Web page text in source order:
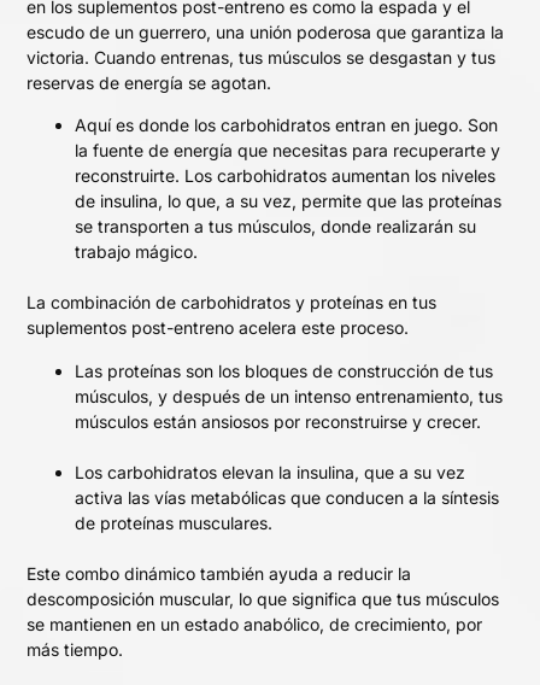
en los suplementos post-entreno es como la espada y el
escudo de un guerrero, una unión poderosa que garantiza la
victoria. Cuando entrenas, tus músculos se desgastan y tus
reservas de energía se agotan.
Aquí es donde los carbohidratos entran en juego. Son
la fuente de energía que necesitas para recuperarte y
reconstruirte. Los carbohidratos aumentan los niveles
de insulina, lo que, a su vez, permite que las proteínas
se transporten a tus músculos, donde realizarán su
trabajo mágico.
La combinación de carbohidratos y proteínas en tus
suplementos post-entreno acelera este proceso.
Las proteínas son los bloques de construcción de tus
músculos, y después de un intenso entrenamiento, tus
músculos están ansiosos por reconstruirse y crecer.
Los carbohidratos elevan la insulina, que a su vez
activa las vías metabólicas que conducen a la síntesis
de proteínas musculares.
Este combo dinámico también ayuda a reducir la
descomposición muscular, lo que significa que tus músculos
se mantienen en un estado anabólico, de crecimiento, por
más tiempo.